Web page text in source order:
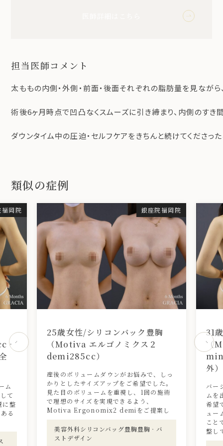
担当医師コメント
太ももの内側・外側・前面・後面それぞれの脂肪量を見なが
術後6ヶ月時点で凹凸なくスムーズに引き締まり、内側のすき
ダウンタイム中の圧迫・セルフケアをきちんと続けてくださっ
類似の症例
岡院
・
ム
て
に整
る
銀座院福岡院
25歳女性/シリコンバック豊胸
（Motiva エルゴノミクス２
demi285cc）
産後のボリュームダウンがお悩みで、しっ
かりとしたサイズアップをご希望でした。
見た目のボリュームを重視し、1回の施術
で理想のサイズを実現できるよう、
Motiva Ergonomix2 demiをご提案し
美容外科シリコンバッグ豊胸豊胸‧バ
ストデザイン
31
（
外）
バー
ムを
希望
ュー
こと
整し